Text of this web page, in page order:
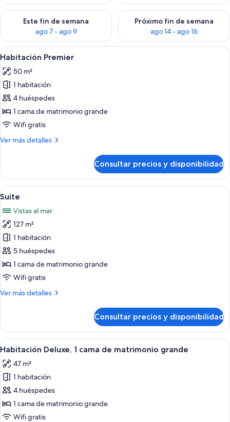
Este fin de semana
ago 7 - ago 9
Consulta la disponibilidad para este fin de semana, ago 7 -
Próximo fin de semana
ago 14 - ago 16
Consulta la disponibilidad
Abrir
todas
las
fotos
de
Habitación
Premier
Habitación Premier | Ropa de cama
1
Habitación Premier
50 m²
1 habitación
4 huéspedes
1 cama de matrimonio grande
Wifi gratis
Ver más detalles
Más
Premier
Consultar precios y disponibilidad
Abrir
todas
las
fotos
de
Suite
Suite | Ropa de cama de alta calidad
2
Suite
Vistas al mar
127 m²
1 habitación
5 huéspedes
1 cama de matrimonio grande
Wifi gratis
Ver más detalles
Más
Consultar precios y disponibilidad
Abrir
todas
las
fotos
de
Habitación
Deluxe,
Habitación Deluxe, 1 cama de
1
Habitación Deluxe, 1 cama de matrimonio grande
47 m²
1 habitación
4 huéspedes
1 cama de matrimonio grande
Wifi gratis